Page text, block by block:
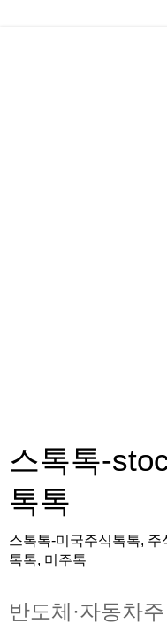
스톡톡-
톡톡
스톡톡-미국주식톡톡,
톡톡, 미주톡
반도체·자동차